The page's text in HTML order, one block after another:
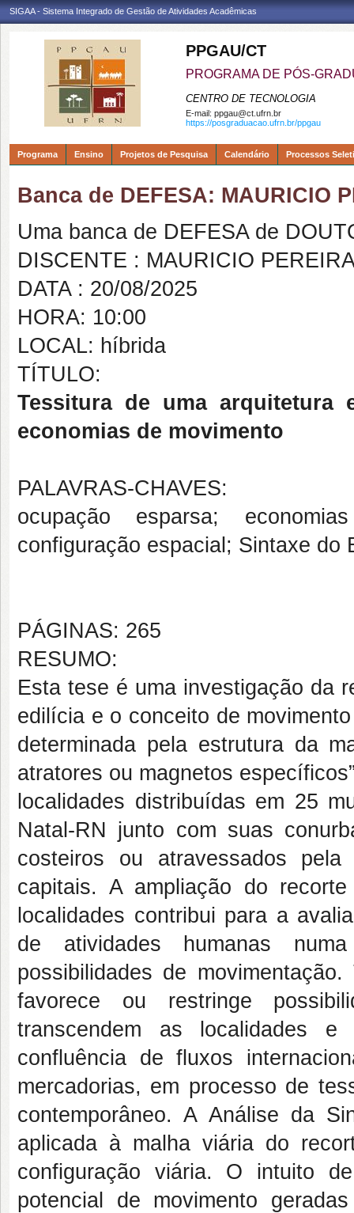
SIGAA - Sistema Integrado de Gestão de Atividades Acadêmicas
PPGAU/CT
PROGRAMA DE PÓS-
CENTRO DE TECNOLOGIA
E-mail: ppgau@ct.ufrn.br
https://posgraduacao.ufrn.br/ppgau
Programa Ensino Projetos de Pesquisa Calendário Processos
Banca de DEFESA: MAURICIO
Uma banca de DEFESA de
DISCENTE : MAURICIO
DATA : 20/08/2025
HORA: 10:00
LOCAL: híbrida
TÍTULO:
Tessitura de uma arquitetura
economias de movimento
PALAVRAS-CHAVES:
ocupação esparsa;
configuração espacial; Sintaxe do
PÁGINAS: 265
RESUMO:
Esta tese é uma investigação da
edilícia e o conceito de
determinada pela estrutura da
atratores ou magnetos
localidades distribuídas em 25
Natal-RN junto com suas
costeiros ou atravessados
capitais. A ampliação do
localidades contribui para a
de atividades humanas
possibilidades de
favorece ou restringe
transcendem as localidades
confluência de fluxos
mercadorias, em processo de
contemporâneo. A Análise da
aplicada à malha viária do
configuração viária. O intuito
potencial de movimento